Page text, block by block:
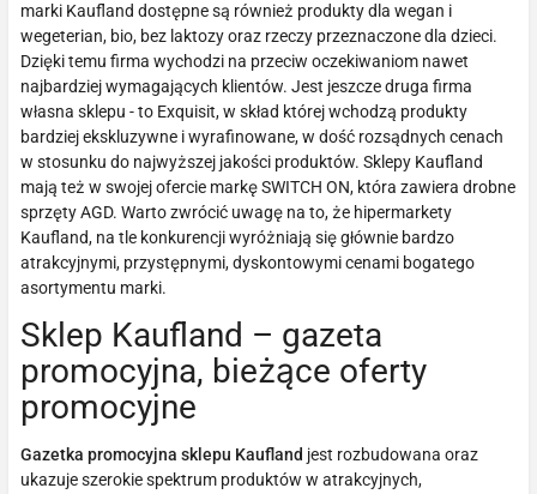
marki Kaufland dostępne są również produkty dla wegan i
wegeterian, bio, bez laktozy oraz rzeczy przeznaczone dla dzieci.
Dzięki temu firma wychodzi na przeciw oczekiwaniom nawet
najbardziej wymagających klientów. Jest jeszcze druga firma
własna sklepu - to Exquisit, w skład której wchodzą produkty
bardziej ekskluzywne i wyrafinowane, w dość rozsądnych cenach
w stosunku do najwyższej jakości produktów. Sklepy Kaufland
mają też w swojej ofercie markę SWITCH ON, która zawiera drobne
sprzęty AGD. Warto zwrócić uwagę na to, że hipermarkety
Kaufland, na tle konkurencji wyróżniają się głównie bardzo
atrakcyjnymi, przystępnymi, dyskontowymi cenami bogatego
asortymentu marki.
Sklep Kaufland – gazeta
promocyjna, bieżące oferty
promocyjne
Gazetka promocyjna sklepu Kaufland jest rozbudowana oraz
ukazuje szerokie spektrum produktów w atrakcyjnych,